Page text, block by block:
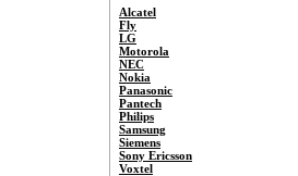
Alcatel
Fly
LG
Motorola
NEC
Nokia
Panasonic
Pantech
Philips
Samsung
Siemens
Sony Ericsson
Voxtel